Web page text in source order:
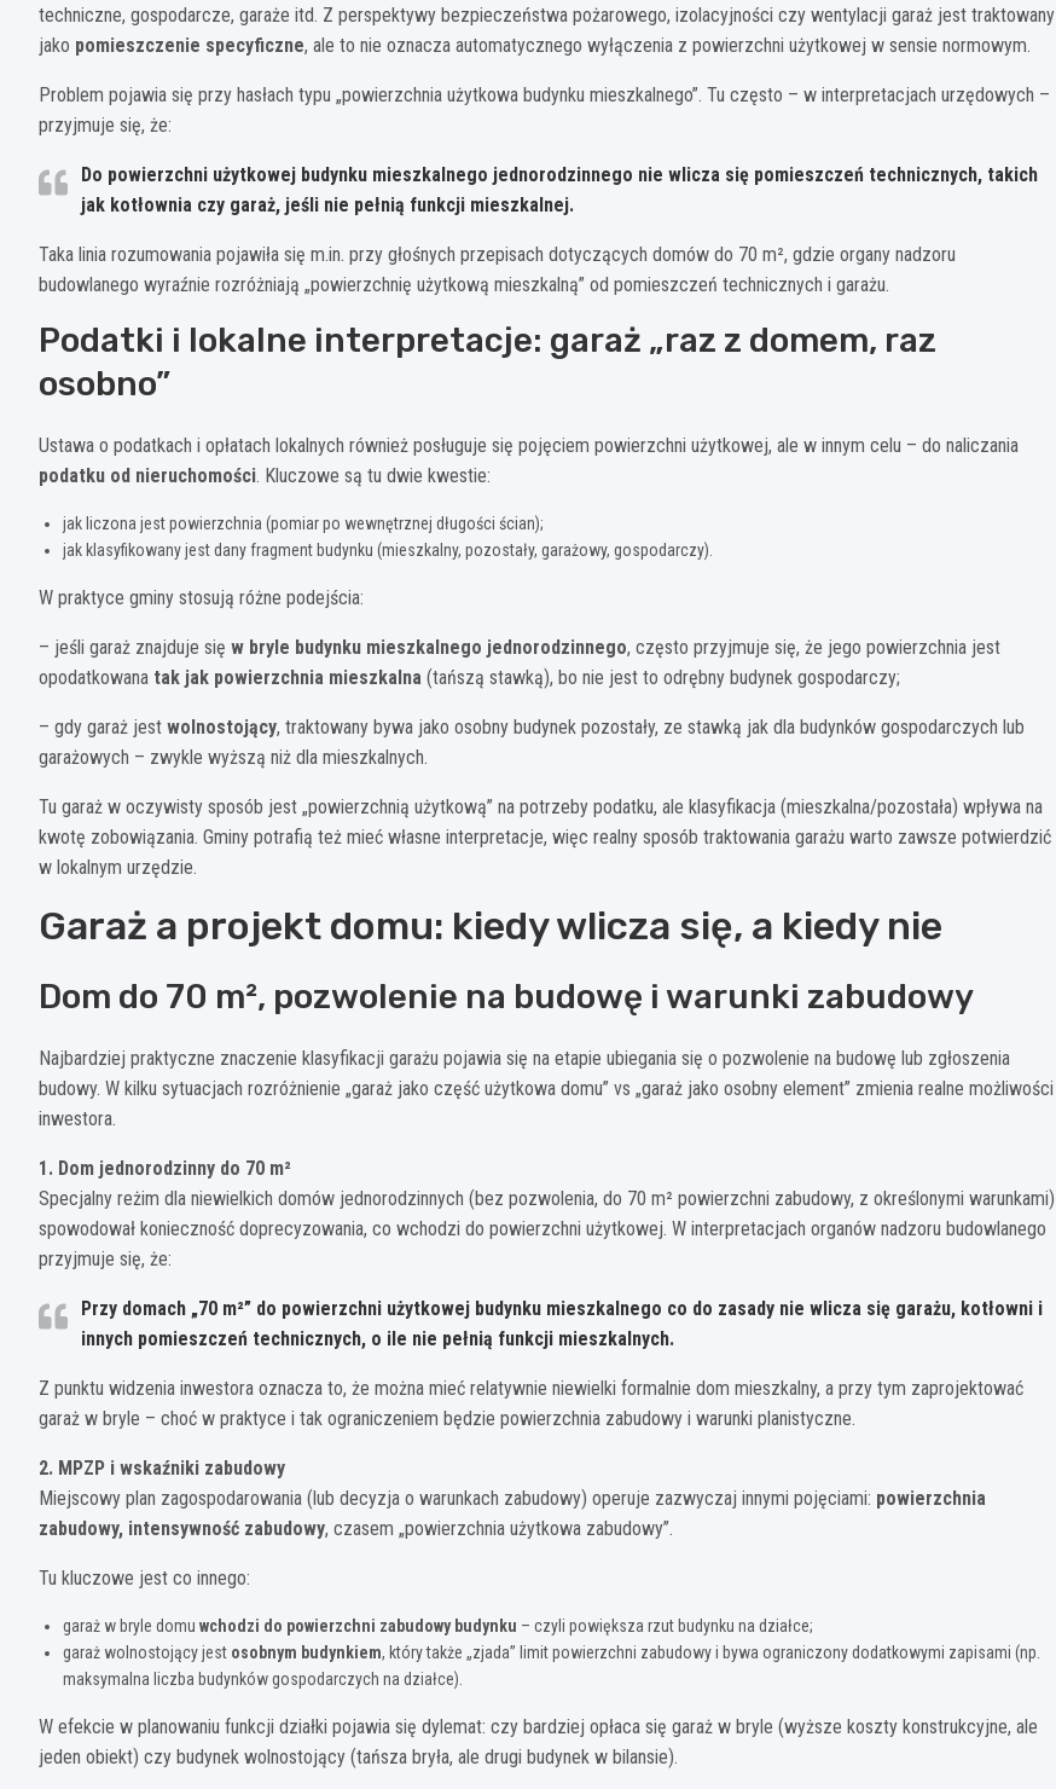
techniczne, gospodarcze, garaże itd. Z perspektywy bezpieczeństwa pożarowego, izolacyjności czy wentylacji garaż jest traktowany
jako pomieszczenie specyficzne, ale to nie oznacza automatycznego wyłączenia z powierzchni użytkowej w sensie normowym.
Problem pojawia się przy hasłach typu „powierzchnia użytkowa budynku mieszkalnego”. Tu często – w interpretacjach urzędowych –
przyjmuje się, że:
Do powierzchni użytkowej budynku mieszkalnego jednorodzinnego nie wlicza się pomieszczeń technicznych, takich
jak kotłownia czy garaż, jeśli nie pełnią funkcji mieszkalnej.
Taka linia rozumowania pojawiła się m.in. przy głośnych przepisach dotyczących domów do 70 m², gdzie organy nadzoru
budowlanego wyraźnie rozróżniają „powierzchnię użytkową mieszkalną” od pomieszczeń technicznych i garażu.
Podatki i lokalne interpretacje: garaż „raz z domem, raz
osobno”
Ustawa o podatkach i opłatach lokalnych również posługuje się pojęciem powierzchni użytkowej, ale w innym celu – do naliczania
podatku od nieruchomości. Kluczowe są tu dwie kwestie:
jak liczona jest powierzchnia (pomiar po wewnętrznej długości ścian);
jak klasyfikowany jest dany fragment budynku (mieszkalny, pozostały, garażowy, gospodarczy).
W praktyce gminy stosują różne podejścia:
– jeśli garaż znajduje się w bryle budynku mieszkalnego jednorodzinnego, często przyjmuje się, że jego powierzchnia jest
opodatkowana tak jak powierzchnia mieszkalna (tańszą stawką), bo nie jest to odrębny budynek gospodarczy;
– gdy garaż jest wolnostojący, traktowany bywa jako osobny budynek pozostały, ze stawką jak dla budynków gospodarczych lub
garażowych – zwykle wyższą niż dla mieszkalnych.
Tu garaż w oczywisty sposób jest „powierzchnią użytkową” na potrzeby podatku, ale klasyfikacja (mieszkalna/pozostała) wpływa na
kwotę zobowiązania. Gminy potrafią też mieć własne interpretacje, więc realny sposób traktowania garażu warto zawsze potwierdzić
w lokalnym urzędzie.
Garaż a projekt domu: kiedy wlicza się, a kiedy nie
Dom do 70 m², pozwolenie na budowę i warunki zabudowy
Najbardziej praktyczne znaczenie klasyfikacji garażu pojawia się na etapie ubiegania się o pozwolenie na budowę lub zgłoszenia
budowy. W kilku sytuacjach rozróżnienie „garaż jako część użytkowa domu” vs „garaż jako osobny element” zmienia realne możliwości
inwestora.
1. Dom jednorodzinny do 70 m²
Specjalny reżim dla niewielkich domów jednorodzinnych (bez pozwolenia, do 70 m² powierzchni zabudowy, z określonymi warunkami)
spowodował konieczność doprecyzowania, co wchodzi do powierzchni użytkowej. W interpretacjach organów nadzoru budowlanego
przyjmuje się, że:
Przy domach „70 m²” do powierzchni użytkowej budynku mieszkalnego co do zasady nie wlicza się garażu, kotłowni i
innych pomieszczeń technicznych, o ile nie pełnią funkcji mieszkalnych.
Z punktu widzenia inwestora oznacza to, że można mieć relatywnie niewielki formalnie dom mieszkalny, a przy tym zaprojektować
garaż w bryle – choć w praktyce i tak ograniczeniem będzie powierzchnia zabudowy i warunki planistyczne.
2. MPZP i wskaźniki zabudowy
Miejscowy plan zagospodarowania (lub decyzja o warunkach zabudowy) operuje zazwyczaj innymi pojęciami: powierzchnia
zabudowy, intensywność zabudowy, czasem „powierzchnia użytkowa zabudowy”.
Tu kluczowe jest co innego:
garaż w bryle domu wchodzi do powierzchni zabudowy budynku – czyli powiększa rzut budynku na działce;
garaż wolnostojący jest osobnym budynkiem, który także „zjada” limit powierzchni zabudowy i bywa ograniczony dodatkowymi zapisami (np.
maksymalna liczba budynków gospodarczych na działce).
W efekcie w planowaniu funkcji działki pojawia się dylemat: czy bardziej opłaca się garaż w bryle (wyższe koszty konstrukcyjne, ale
jeden obiekt) czy budynek wolnostojący (tańsza bryła, ale drugi budynek w bilansie).